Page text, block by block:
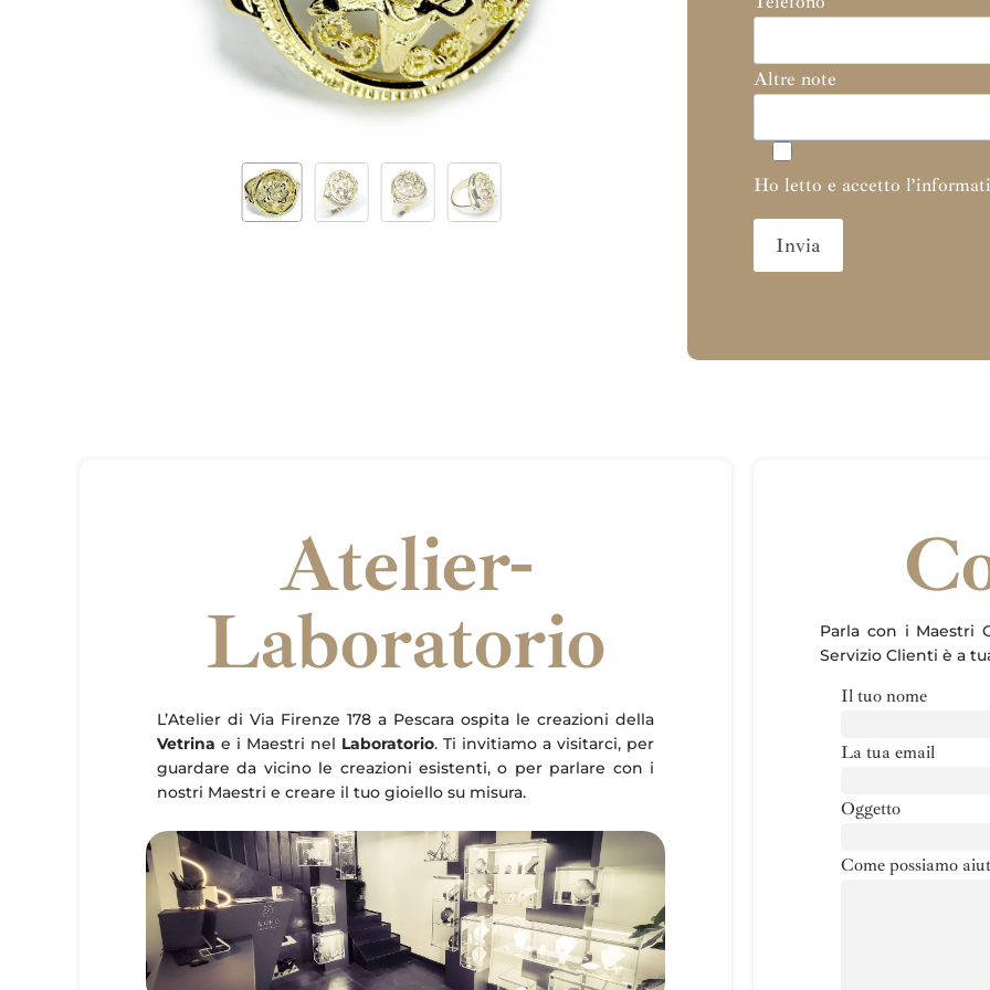
Altre note
Ho letto e accetto
Atelier-
Laboratorio
L’Atelier di Via Firenze 178 a Pescara ospita le creazioni della
Vetrina e i Maestri nel Laboratorio. Ti invitiamo a visitarci, per
guardare da vicino le creazioni esistenti, o per parlare con i
nostri Maestri e creare il tuo gioiello su misura.
Parla con i Maestri
Servizio Clienti è a
Il tuo nome
La tua email
Oggetto
Come possiamo